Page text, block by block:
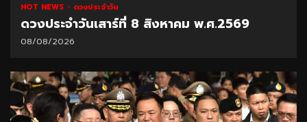
HOT NEWS ดวงประจำวัน
ดวงประจำวันเสาร์ที่ 8 สิงหาคม พ.ศ.2569
08/08/2026